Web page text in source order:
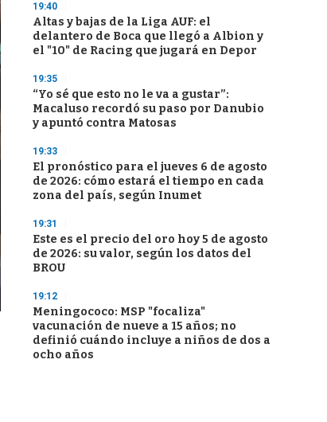
19:40
Altas y bajas de la Liga AUF: el
delantero de Boca que llegó a Albion y
el "10" de Racing que jugará en Depor
19:35
“Yo sé que esto no le va a gustar”:
Macaluso recordó su paso por Danubio
y apuntó contra Matosas
19:33
El pronóstico para el jueves 6 de agosto
de 2026: cómo estará el tiempo en cada
zona del país, según Inumet
19:31
Este es el precio del oro hoy 5 de agosto
de 2026: su valor, según los datos del
BROU
19:12
Meningococo: MSP "focaliza"
vacunación de nueve a 15 años; no
definió cuándo incluye a niños de dos a
ocho años